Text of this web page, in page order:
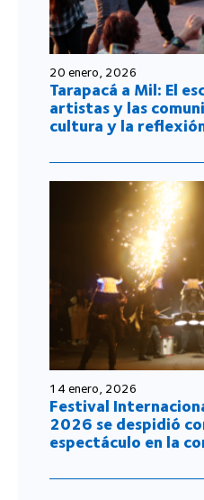
20 enero, 2026
Tarapacá a Mil: El
artistas y las
cultura y la
14 enero, 2026
Festival
2026 se despidió
espectáculo en la